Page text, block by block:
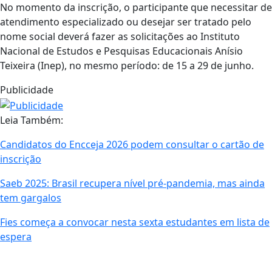
No momento da inscrição, o participante que necessitar de
atendimento especializado ou desejar ser tratado pelo
nome social deverá fazer as solicitações ao Instituto
Nacional de Estudos e Pesquisas Educacionais Anísio
Teixeira (Inep), no mesmo período: de 15 a 29 de junho.
Publicidade
Leia Também:
Candidatos do Encceja 2026 podem consultar o cartão de
inscrição
Saeb 2025: Brasil recupera nível pré-pandemia, mas ainda
tem gargalos
Fies começa a convocar nesta sexta estudantes em lista de
espera